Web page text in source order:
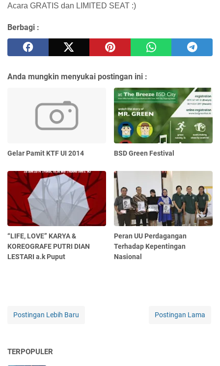
Acara GRATIS dan LIMITED SEAT :)
Berbagi :
Anda mungkin menyukai postingan ini :
Gelar Pamit KTF UI 2014 BSD Green Festival
“LIFE, LOVE” KARYA &
KOREOGRAFE PUTRI DIAN
LESTARI a.k Puput
Peran UU Perdagangan
Terhadap Kepentingan
Nasional
Postingan Lebih Baru Postingan Lama
TERPOPULER